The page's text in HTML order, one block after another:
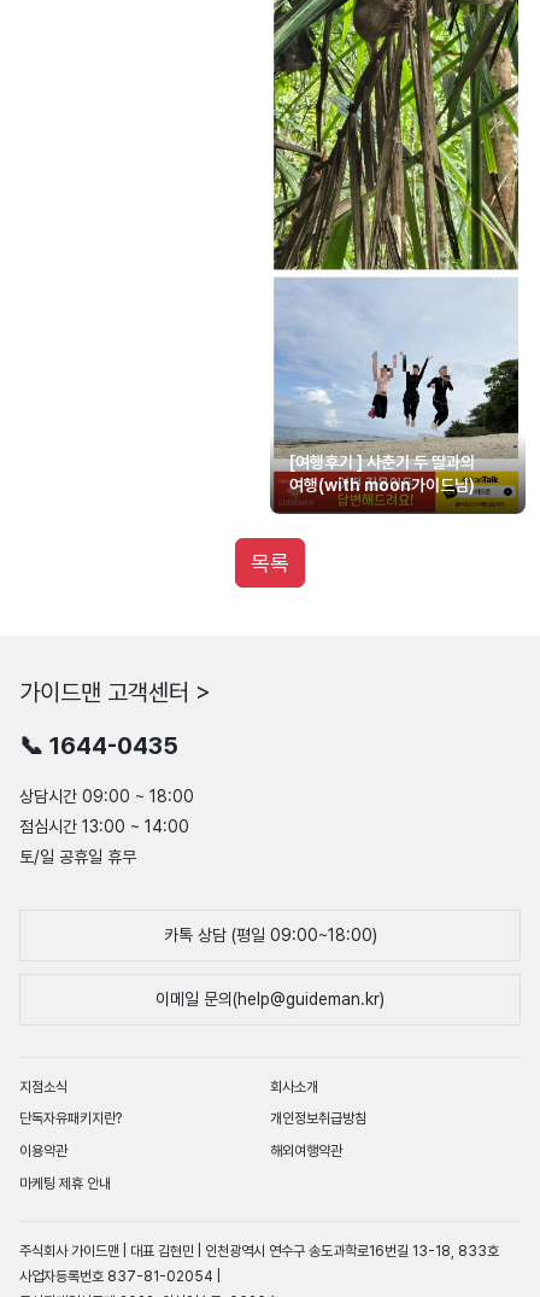
[여행후기 ] 사춘기 두 딸과의
여행(with moon가이드님)
목록
가이드맨 고객센터 >
📞 1644-0435
상담시간 09:00 ~ 18:00
점심시간 13:00 ~ 14:00
토/일 공휴일 휴무
카톡 상담 (평일 09:00~18:00)
이메일 문의(help@guideman.kr)
지점소식
회사소개
단독자유패키지란?
개인정보취급방침
이용약관
해외여행약관
마케팅 제휴 안내
주식회사 가이드맨 | 대표 김현민 | 인천광역시 연수구 송도과학로16번길 13-18, 833호
사업자등록번호 837-81-02054 |